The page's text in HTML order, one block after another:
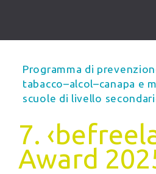
Programma di
tabacco–alcol–canapa e
scuole di livello
7.
Award